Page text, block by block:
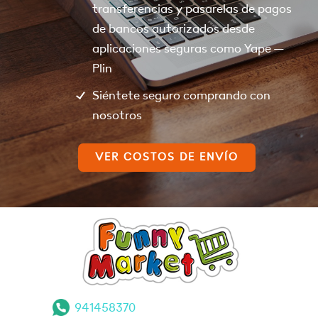
transferencias y pasarelas de pagos
de bancos autorizados desde
aplicaciones seguras como Yape –
Plin
Siéntete seguro comprando con
nosotros
VER COSTOS DE ENVÍO
941458370